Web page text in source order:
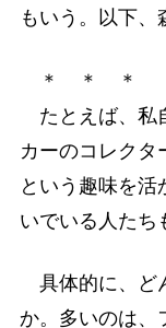
もいう。以下、
＊ ＊ ＊
たとえば、私
カーのコレクタ
という趣味を活
いでいる人たち
具体的に、ど
か。多いのは、